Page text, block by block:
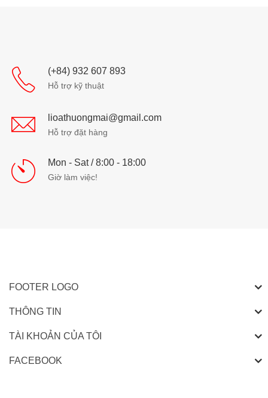
(+84) 932 607 893
Hỗ trợ kỹ thuật
lioathuongmai@gmail.com
Hỗ trợ đặt hàng
Mon - Sat / 8:00 - 18:00
Giờ làm việc!
FOOTER LOGO
THÔNG TIN
TÀI KHOẢN CỦA TÔI
FACEBOOK